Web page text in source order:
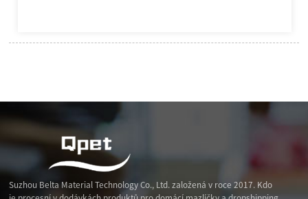
Suzhou Belta Material Technology Co., Ltd. založená v roce 2017. Kdo